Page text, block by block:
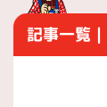
記事一覧